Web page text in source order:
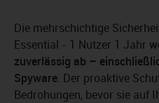
Die mehrschichtige
Essential - 1 Nutzer 1 Jahr
zuverlässig ab –
Spyware. Der proaktive
Bedrohungen, bevor sie auf